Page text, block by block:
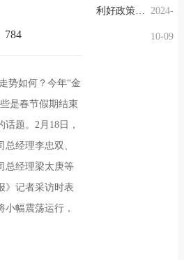
784
如何？今年“金
是春节假期结束
题。2月18日，
经理李忠双、
总经理梁太庚等
》记者采访时表
幅震荡运行，
利好政策提振钢市信心，四季度行业需求或小幅上升 2024-
10-09